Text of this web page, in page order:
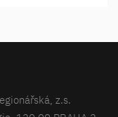
z.s.